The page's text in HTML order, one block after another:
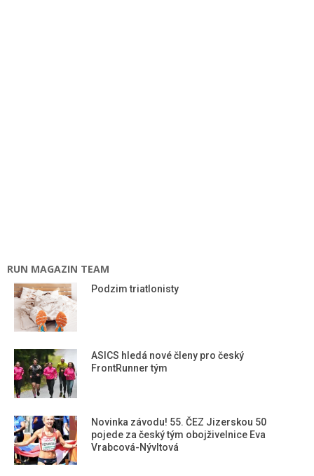
RUN MAGAZIN TEAM
Podzim triatlonisty
ASICS hledá nové členy pro český
FrontRunner tým
Novinka závodu! 55. ČEZ Jizerskou 50
pojede za český tým obojživelnice Eva
Vrabcová-Nývltová